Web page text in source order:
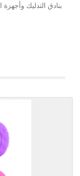
بنادق التدليك